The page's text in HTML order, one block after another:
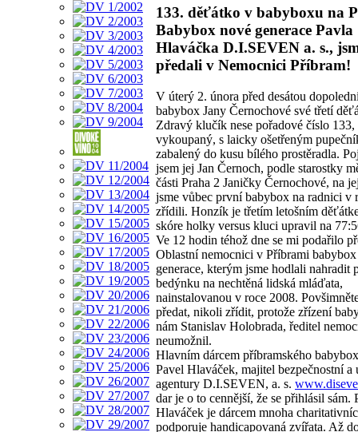
133. děťátko v babyboxu na
Babybox nové generace Pavla
Hlaváčka D.I.SEVEN a. s.,
předali v Nemocnici Příbram!
V úterý 2. února před desátou
babybox Jany Černochové své třetí
Zdravý klučík nese pořadové číslo
vykoupaný, s laicky ošetřeným
zabalený do kusu bílého prostěradla.
jsem jej Jan Černoch, podle starostky
části Praha 2 Janičky Černochové, na
jsme vůbec první babybox na radnici v
zřídili. Honzík je třetím letošním
skóre holky versus kluci upravil na
Ve 12 hodin téhož dne se mi podařilo
Oblastní nemocnici v Příbrami
generace, kterým jsme hodlali nahradit
bedýnku na nechtěná lidská mláďata,
nainstalovanou v roce 2008.
předat, nikoli zřídit, protože zřízení
nám Stanislav Holobrada, ředitel
neumožnil.
Hlavním dárcem příbramského
Pavel Hlaváček, majitel bezpečnostní a
agentury D.I.SEVEN, a. s.
dar je o to cennější, že se přihlásil sám.
Hlaváček je dárcem mnoha
podporuje handicapovaná zvířata. Až